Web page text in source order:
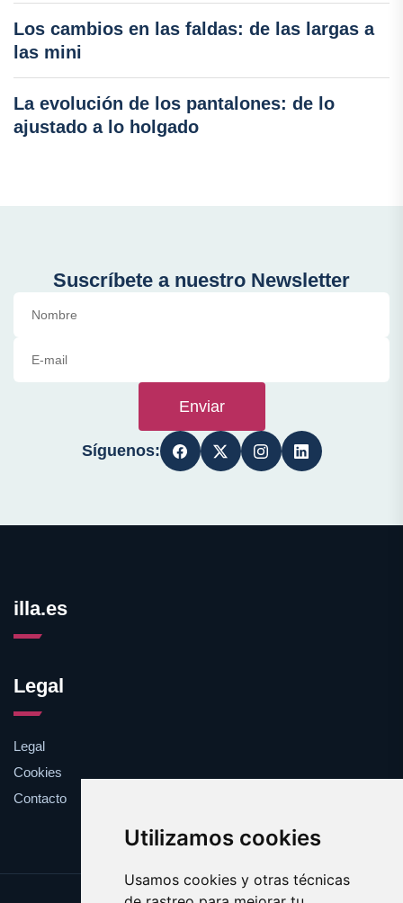
Utilizamos cookies
Usamos cookies y otras técnicas
Los cambios en las faldas: de las largas a
las mini
La evolución de los pantalones: de lo
ajustado a lo holgado
Suscríbete a nuestro Newsletter
Enviar
Síguenos:
illa.es
Legal
Legal
Cookies
Contacto